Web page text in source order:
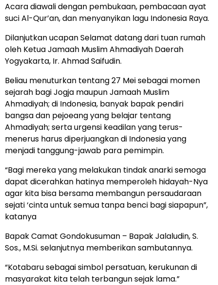
Acara diawali dengan pembukaan, pembacaan ayat
suci Al-Qur’an, dan menyanyikan lagu Indonesia Raya.
Dilanjutkan ucapan Selamat datang dari tuan rumah
oleh Ketua Jamaah Muslim Ahmadiyah Daerah
Yogyakarta, Ir. Ahmad Saifudin.
Beliau menuturkan tentang 27 Mei sebagai momen
sejarah bagi Jogja maupun Jamaah Muslim
Ahmadiyah; di Indonesia, banyak bapak pendiri
bangsa dan pejoeang yang belajar tentang
Ahmadiyah; serta urgensi keadilan yang terus-
menerus harus diperjuangkan di Indonesia yang
menjadi tanggung-jawab para pemimpin.
“Bagi mereka yang melakukan tindak anarki semoga
dapat dicerahkan hatinya memperoleh hidayah-Nya
agar kita bisa bersama membangun persaudaraan
sejati ‘cinta untuk semua tanpa benci bagi siapapun”,
katanya
Bapak Camat Gondokusuman – Bapak Jalaludin, S.
Sos., M.Si. selanjutnya memberikan sambutannya.
“Kotabaru sebagai simbol persatuan, kerukunan di
masyarakat kita telah terbangun sejak lama.”